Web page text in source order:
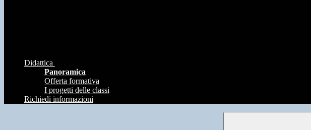
Didattica
Panoramica
Offerta formativa
I progetti delle classi
Richiedi informazioni